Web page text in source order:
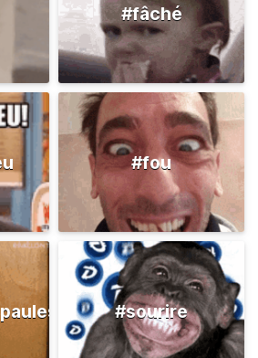
#fâché
#fou
#sourire